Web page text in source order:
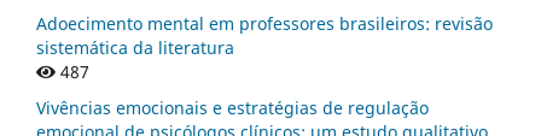
Adoecimento mental em professores brasileiros: revisão
sistemática da literatura
487
Vivências emocionais e estratégias de regulação